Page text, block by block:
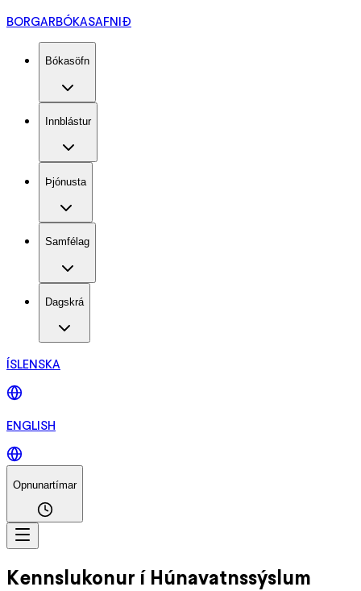
BORGARBÓKASAFNIÐ
Bókasöfn
Innblástur
Þjónusta
Samfélag
Dagskrá
ÍSLENSKA
ENGLISH
Opnunartímar
Kennslukonur í Húnavatnssýslum